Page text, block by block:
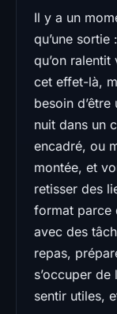
Il y a un
qu’une
qu’on
cet effet-là,
besoin
nuit dans un
encadré, ou
montée, et
retisser des
format parce
avec des
repas,
s’occuper
sentir utiles,